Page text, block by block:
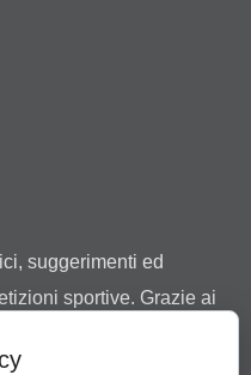
suggerimenti ed
sportive. Grazie ai
concessione ad